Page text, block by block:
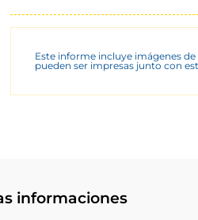
Este informe incluye imágenes
pueden ser impresas junto con
informaciones